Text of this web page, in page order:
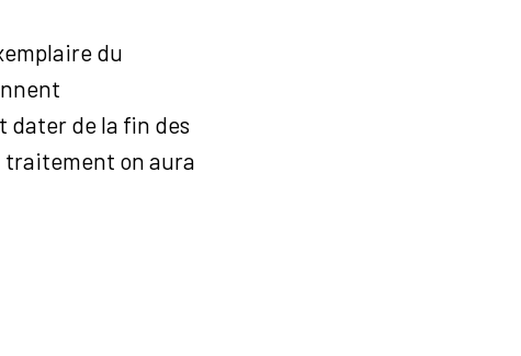
du
dater de la fin des
traitement on aura